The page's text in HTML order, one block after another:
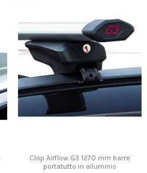
Clop Airflow G3 1270 mm barre
portatutto in alluminio